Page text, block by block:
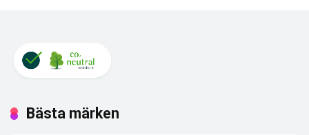
Bästa märken